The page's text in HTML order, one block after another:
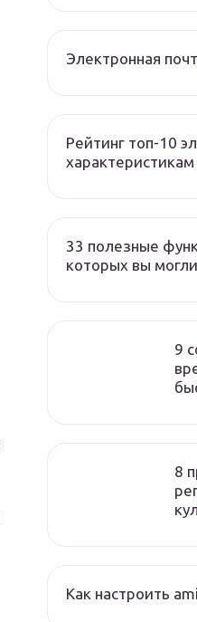
Электронная
Рейтинг топ-10
характеристикам
33 полезные
которых вы
9
8
Как настроить